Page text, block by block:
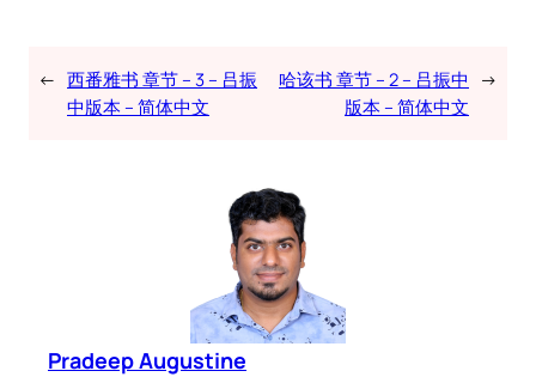
← 西番雅书 章节 – 3 – 吕振
中版本 – 简体中文
哈该书 章节 – 2 – 吕振中
版本 – 简体中文
→
Pradeep Augustine